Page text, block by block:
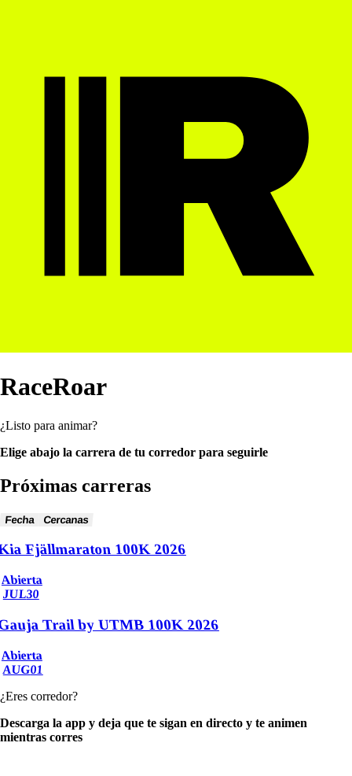
RaceRoar
¿Listo para animar?
Elige abajo la carrera de tu corredor para seguirle
Próximas carreras
Fecha Cercanas
Fjällmaraton 100K 2026
Abierta
JUL30
Trail by UTMB 100K 2026
Abierta
AUG01
¿Eres corredor?
Descarga la app y deja que te sigan en directo y te animen
mientras corres